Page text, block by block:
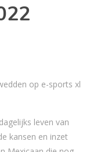
op e-sports xl
leven van
kansen en inzet